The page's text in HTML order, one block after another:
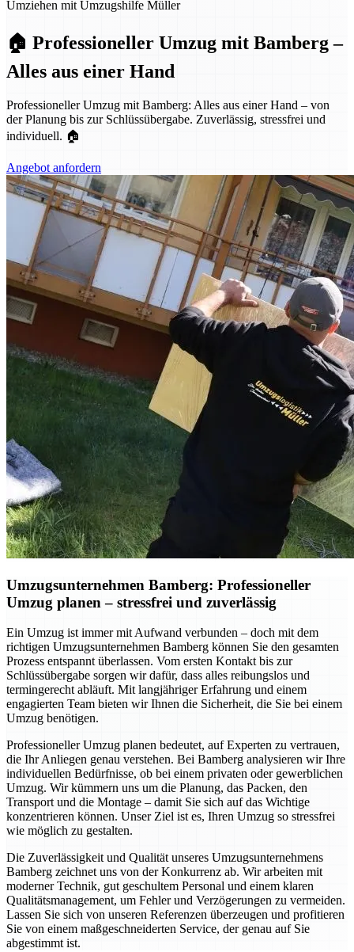
Umziehen mit Umzugshilfe Müller
🏠 Professioneller Umzug mit Bamberg –
Alles aus einer Hand
Professioneller Umzug mit Bamberg: Alles aus einer Hand – von
der Planung bis zur Schlüssübergabe. Zuverlässig, stressfrei und
individuell. 🏠
Angebot anfordern
Umzugsunternehmen Bamberg: Professioneller
Umzug planen – stressfrei und zuverlässig
Ein Umzug ist immer mit Aufwand verbunden – doch mit dem
richtigen Umzugsunternehmen Bamberg können Sie den gesamten
Prozess entspannt überlassen. Vom ersten Kontakt bis zur
Schlüssübergabe sorgen wir dafür, dass alles reibungslos und
termingerecht abläuft. Mit langjähriger Erfahrung und einem
engagierten Team bieten wir Ihnen die Sicherheit, die Sie bei einem
Umzug benötigen.
Professioneller Umzug planen bedeutet, auf Experten zu vertrauen,
die Ihr Anliegen genau verstehen. Bei Bamberg analysieren wir Ihre
individuellen Bedürfnisse, ob bei einem privaten oder gewerblichen
Umzug. Wir kümmern uns um die Planung, das Packen, den
Transport und die Montage – damit Sie sich auf das Wichtige
konzentrieren können. Unser Ziel ist es, Ihren Umzug so stressfrei
wie möglich zu gestalten.
Die Zuverlässigkeit und Qualität unseres Umzugsunternehmens
Bamberg zeichnet uns von der Konkurrenz ab. Wir arbeiten mit
moderner Technik, gut geschultem Personal und einem klaren
Qualitätsmanagement, um Fehler und Verzögerungen zu vermeiden.
Lassen Sie sich von unseren Referenzen überzeugen und profitieren
Sie von einem maßgeschneiderten Service, der genau auf Sie
abgestimmt ist.